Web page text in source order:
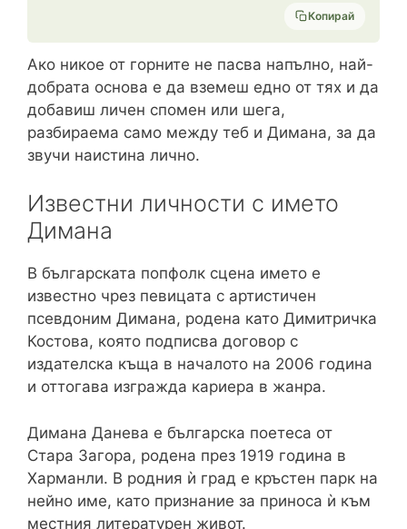
Копирай
Ако никое от горните не пасва напълно, най-
добрата основа е да вземеш едно от тях и да
добавиш личен спомен или шега,
разбираема само между теб и Димана, за да
звучи наистина лично.
Известни личности с името
Димана
В българската попфолк сцена името е
известно чрез певицата с артистичен
псевдоним Димана, родена като Димитричка
Костова, която подписва договор с
издателска къща в началото на 2006 година
и оттогава изгражда кариера в жанра.
Димана Данева е българска поетеса от
Стара Загора, родена през 1919 година в
Харманли. В родния ѝ град е кръстен парк на
нейно име, като признание за приноса ѝ към
местния литературен живот.